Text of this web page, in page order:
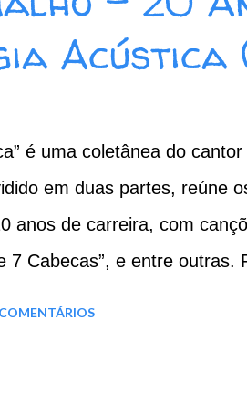
Acústica
é uma coletânea do
em duas partes, reúne
anos de carreira, com
7 Cabecas”, e entre outras.